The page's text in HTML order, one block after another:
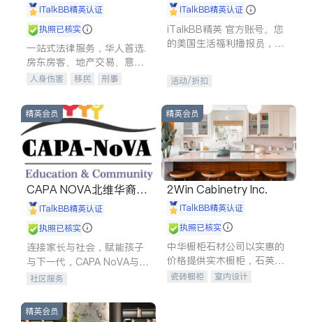
iTalkBB精英认证
执照已核实
一站式法律服务，华人首选.
房东房客、地产交易、意外
伤害、车祸重伤、商业诉
建筑合同、刑事案件全包办
人身伤害 移民
刑事
信托/遗嘱
商业
索赔
律师-其它 保释
iTalkBB精英认证
iTalkBB精英 官方账号。您
的美国生活福利播报员，精
专属福利。
活动/折扣
精英会员
CAPA NOVA北维华裔家
长会iTalkBB精英认证
执照已核实
连接家长与社会，赋能孩子
与下一代，CAPA NoVA与您
携手建设包容、公平、充满
社区服务
精英会员
2Win Cabinetry Inc.
iTalkBB精英认证
执照已核实
中华橱柜石材公司以实惠的
价格提供实木橱柜，石英石
台面，多种优质不锈钢水
瓷砖橱柜
室内设计
精英会员